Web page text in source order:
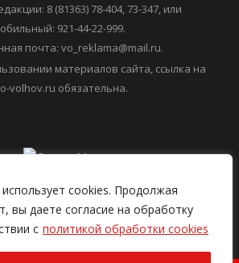
cookies. Продолжая
вы даете согласие на обработку
с политикой обработки cookies
8 (81363) 78-404, 73-347, или
921-44-22-999.
почта: vo_reklama@mail.ru.
материалов сайта, ссылка на
volhov.ru обязательна.